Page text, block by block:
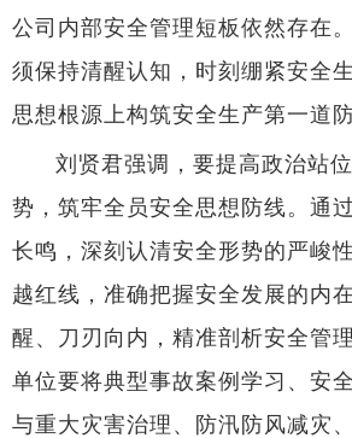
公司内部安全管理短板依然存在
须保持清醒认知，时刻绷紧安全
思想根源上构筑安全生产第一道防
刘贤君强调，要提高政治站
势，筑牢全员安全思想防线。通
长鸣，深刻认清安全形势的严峻
越红线，准确把握安全发展的内
醒、刀刃向内，精准剖析安全管
单位要将典型事故案例学习、安
与重大灾害治理、防汛防风减灾